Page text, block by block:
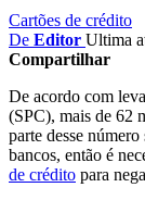
Cartões de crédito
De Editor Ultima
Compartilhar
De acordo com
(SPC), mais de 62
parte desse
bancos, então é
de crédito para